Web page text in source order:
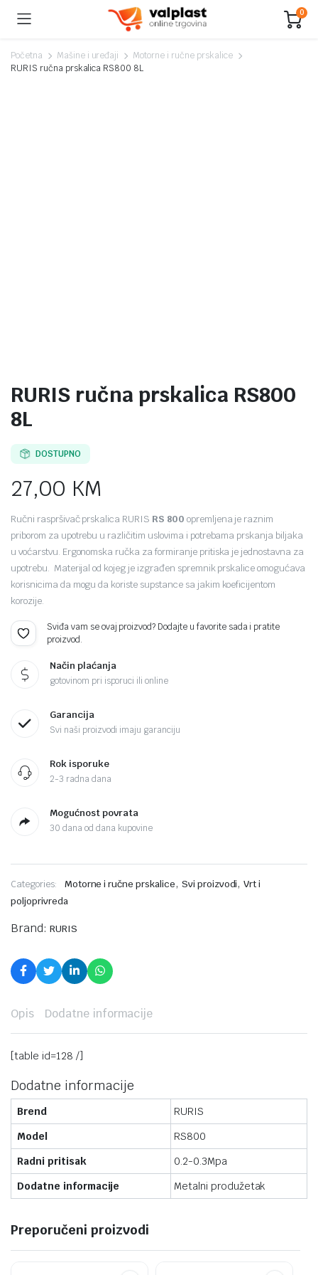
0
Početna Mašine i uređaji
Motorne i ručne prskalice
RURIS ručna prskalica RS800 8L
RURIS ručna prskalica RS800
8L
DOSTUPNO
27,00 KM
Ručni raspršivač prskalica RURIS RS 800 opremljena je raznim
priborom za upotrebu u različitim uslovima i potrebama prskanja biljaka
u voćarstvu. Ergonomska ručka za formiranje pritiska je jednostavna za
upotrebu. Materijal od kojeg je izgrađen spremnik prskalice omogućava
korisnicima da mogu da koriste supstance sa jakim koeficijentom
korozije.
Sviđa vam se ovaj proizvod? Dodajte u favorite sada i pratite
proizvod.
Način plaćanja
gotovinom pri isporuci ili online
Garancija
Svi naši proizvodi imaju garanciju
Rok isporuke
2-3 radna dana
Mogućnost povrata
30 dana od dana kupovine
Categories: Motorne i ručne prskalice, Svi proizvodi,Vrt i
poljoprivreda
Brand: RURIS
Opis Dodatne informacije
[table id=128 /]
Dodatne informacije
Brend
RURIS
Model
RS800
Radni pritisak
0.2-0.3Mpa
Dodatne informacije
Metalni produžetak
Preporučeni proizvodi